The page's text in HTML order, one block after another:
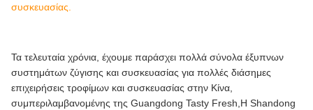
συσκευασίας.
Τα τελευταία χρόνια, έχουμε παράσχει πολλά σύνολα έξυπνων
συστημάτων ζύγισης και συσκευασίας για πολλές διάσημες
επιχειρήσεις τροφίμων και συσκευασίας στην Κίνα,
συμπεριλαμβανομένης της Guangdong Tasty Fresh,Η Shandong